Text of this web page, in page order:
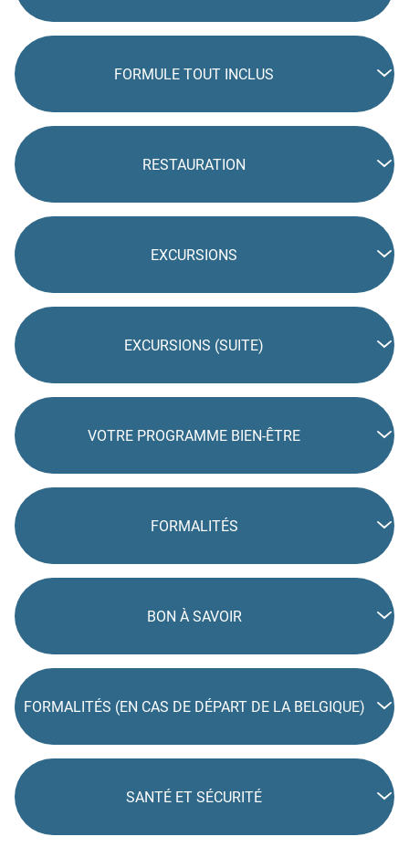
FORMULE TOUT INCLUS
RESTAURATION
EXCURSIONS
EXCURSIONS (SUITE)
VOTRE PROGRAMME BIEN-ÊTRE
FORMALITÉS
BON À SAVOIR
FORMALITÉS (EN CAS DE DÉPART DE LA BELGIQUE)
SANTÉ ET SÉCURITÉ